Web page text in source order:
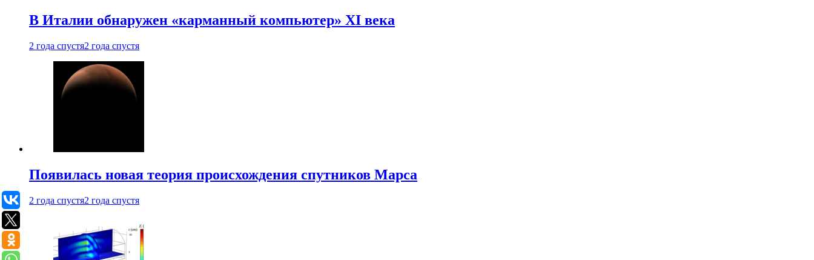
В Италии обнаружен «карманный компьютер» XI века
2 года спустя2 года спустя
Появилась новая теория происхождения спутников Марса
2 года спустя2 года спустя